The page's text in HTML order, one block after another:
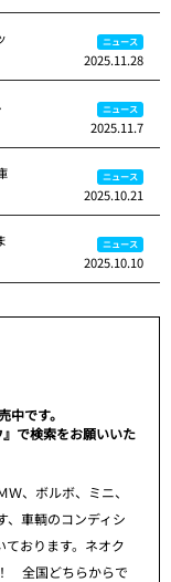
ニュース
2025.11.28
ニュース
2025.11.7
ニュース
2025.10.21
ニュース
2025.10.10
中です。
で検索をお願いいた
、ボルボ、ミニ、
、車輌のコンディシ
ております。ネオク
全国どちらからで